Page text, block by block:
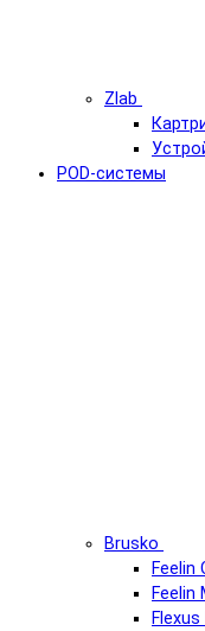
Zlab
POD-системы
Brusko
Feelin
Feelin